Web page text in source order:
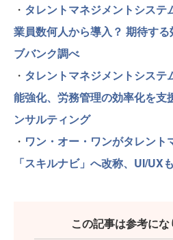
・ タレントマネジメントシステ
業員数何人から導入？ 期待す
ブバンク調べ
・ タレントマネジメントシス
能強化、労務管理の効率化を
ンサルティング
・ ワン・オー・ワンがタレント
「スキルナビ」へ改称、UI/UX
この記事は参考にな